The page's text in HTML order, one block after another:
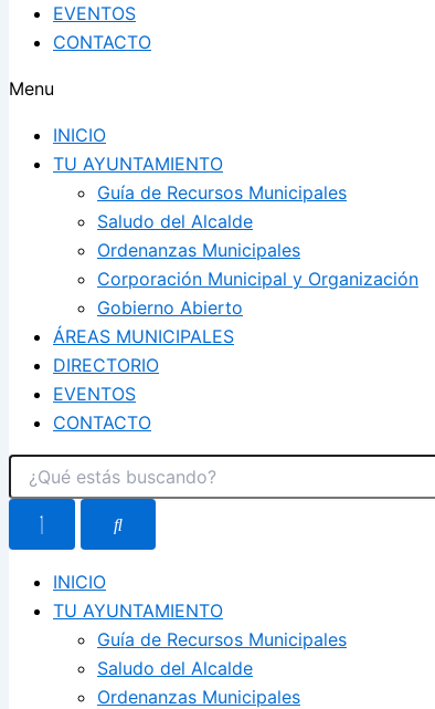
EVENTOS
CONTACTO
Menu
INICIO
TU AYUNTAMIENTO
Guía de Recursos Municipales
Saludo del Alcalde
Ordenanzas Municipales
Corporación Municipal y Organización
Gobierno Abierto
ÁREAS MUNICIPALES
DIRECTORIO
EVENTOS
CONTACTO
INICIO
TU AYUNTAMIENTO
Guía de Recursos Municipales
Saludo del Alcalde
Ordenanzas Municipales